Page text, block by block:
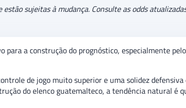
sujeitas à mudança. Consulte as odds
para a construção do prognóstico, especialmente
de jogo muito superior e uma solidez
do elenco guatemalteco, a tendência natural é